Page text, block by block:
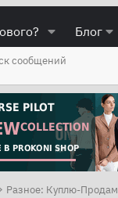
Блог
сообщений
Разное: Куплю-Продам